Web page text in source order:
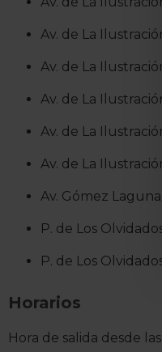
Av. de La
Av. de La
Av. de La
Av. de La
Av. de La
Av. Gómez
P. de Los
P. de Los
Horarios
Hora de salida desde